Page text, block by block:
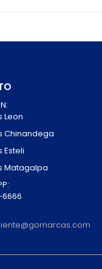
Leon
Chinandega
Esteli
Matagalpa